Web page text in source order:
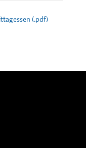
(.pdf)